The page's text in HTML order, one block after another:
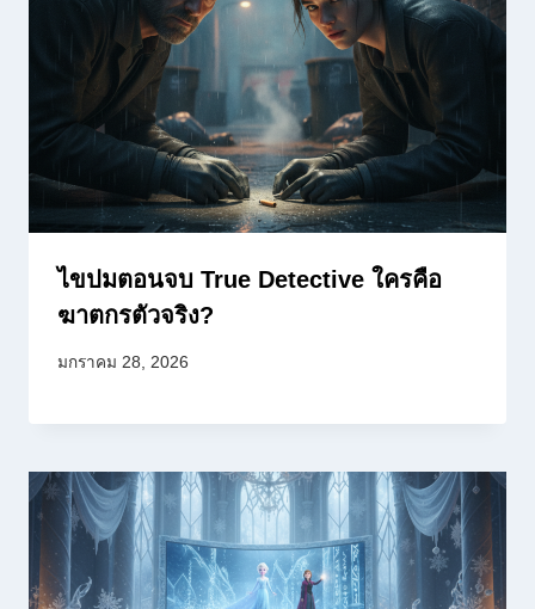
ไขปมตอนจบ True Detective ใครคือ
ฆาตกรตัวจริง?
มกราคม 28, 2026